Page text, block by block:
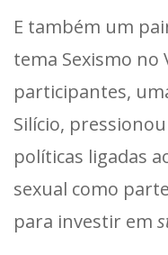
E também um
tema Sexismo no
participantes,
Silício,
políticas ligadas
sexual como
para investir em